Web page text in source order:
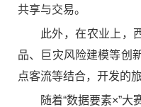
共享与交易。
此外，在农业上，
品、巨灾风险建模等创
点客流等结合，开发的
随着“数据要素×”